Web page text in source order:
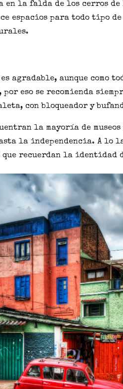
en la falda de los cerros
espacios para todo tipo
.
es agradable, aunque como
por eso se recomienda
con bloqueador y
la mayoría de
la independencia. A lo
que recuerdan la identidad